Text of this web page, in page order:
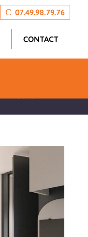
07.49.98.79.76
CONTACT